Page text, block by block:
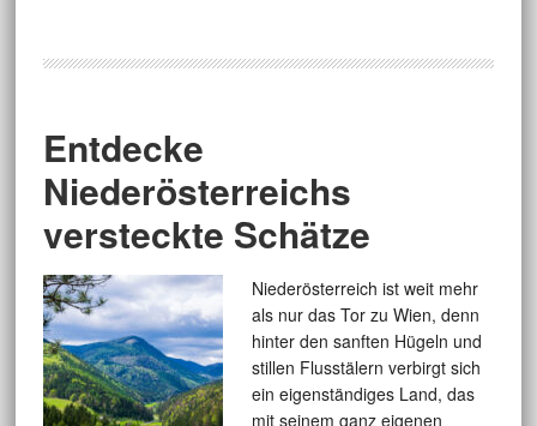
Entdecke
Niederösterreichs
versteckte Schätze
Niederösterreich ist weit mehr
als nur das Tor zu Wien, denn
hinter den sanften Hügeln und
stillen Flusstälern verbirgt sich
ein eigenständiges Land, das
mit seinem ganz eigenen